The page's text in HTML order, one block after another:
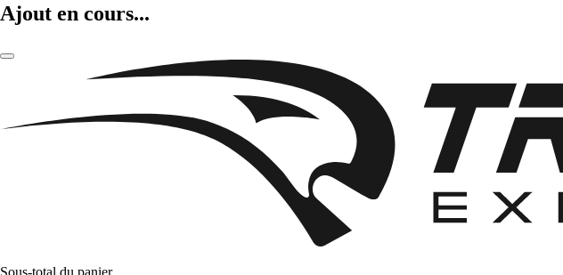
Ajout en cours...
Sous-total du panier